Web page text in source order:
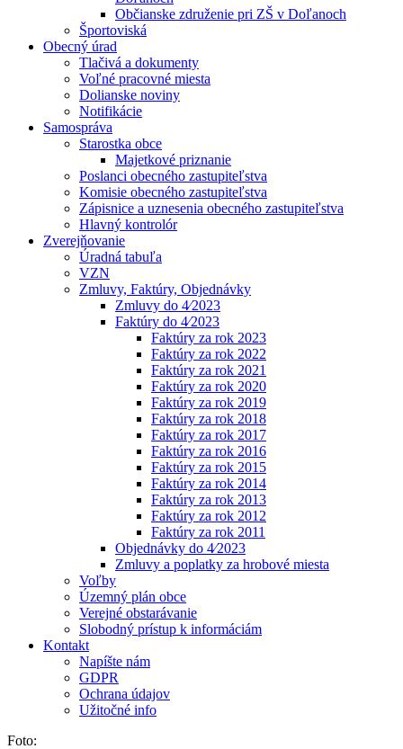
Občianske združenie pri ZŠ v Doľanoch
Športoviská
Obecný úrad
Tlačivá a dokumenty
Voľné pracovné miesta
Dolianske noviny
Notifikácie
Samospráva
Starostka obce
Majetkové priznanie
Poslanci obecného zastupiteľstva
Komisie obecného zastupiteľstva
Zápisnice a uznesenia obecného zastupiteľstva
Hlavný kontrolór
Zverejňovanie
Úradná tabuľa
VZN
Zmluvy, Faktúry, Objednávky
Zmluvy do 4⁄2023
Faktúry do 4⁄2023
Faktúry za rok 2023
Faktúry za rok 2022
Faktúry za rok 2021
Faktúry za rok 2020
Faktúry za rok 2019
Faktúry za rok 2018
Faktúry za rok 2017
Faktúry za rok 2016
Faktúry za rok 2015
Faktúry za rok 2014
Faktúry za rok 2013
Faktúry za rok 2012
Faktúry za rok 2011
Objednávky do 4⁄2023
Zmluvy a poplatky za hrobové miesta
Voľby
Územný plán obce
Verejné obstarávanie
Slobodný prístup k informáciám
Kontakt
Napíšte nám
GDPR
Ochrana údajov
Užitočné info
Foto: